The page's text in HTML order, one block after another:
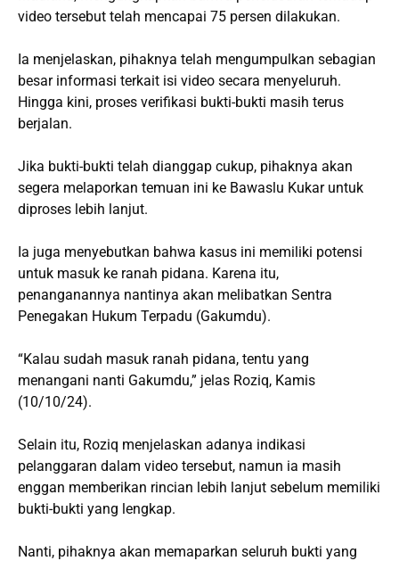
video tersebut telah mencapai 75 persen dilakukan.
Ia menjelaskan, pihaknya telah mengumpulkan sebagian
besar informasi terkait isi video secara menyeluruh.
Hingga kini, proses verifikasi bukti-bukti masih terus
berjalan.
Jika bukti-bukti telah dianggap cukup, pihaknya akan
segera melaporkan temuan ini ke Bawaslu Kukar untuk
diproses lebih lanjut.
Ia juga menyebutkan bahwa kasus ini memiliki potensi
untuk masuk ke ranah pidana. Karena itu,
penanganannya nantinya akan melibatkan Sentra
Penegakan Hukum Terpadu (Gakumdu).
“Kalau sudah masuk ranah pidana, tentu yang
menangani nanti Gakumdu,” jelas Roziq, Kamis
(10/10/24).
Selain itu, Roziq menjelaskan adanya indikasi
pelanggaran dalam video tersebut, namun ia masih
enggan memberikan rincian lebih lanjut sebelum memiliki
bukti-bukti yang lengkap.
Nanti, pihaknya akan memaparkan seluruh bukti yang